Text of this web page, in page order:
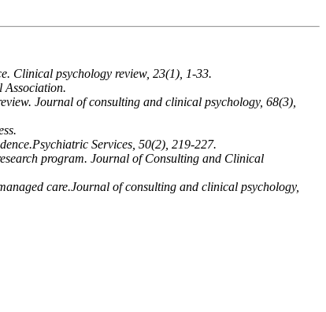
Clinical psychology review, 23(1), 1-33.
Journal of consulting and clinical psychology, 68(3),
Services, 50(2), 219-227.
program. Journal of Consulting and Clinical
care.Journal of consulting and clinical psychology,